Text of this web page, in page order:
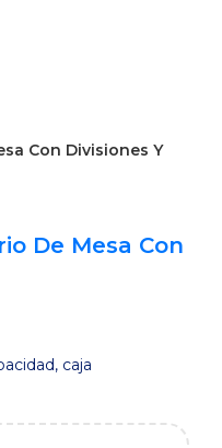
Con Divisiones Y
De Mesa Con
caja